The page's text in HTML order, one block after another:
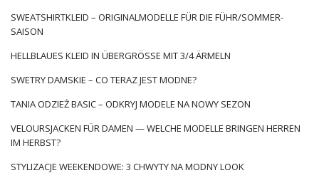
SWEATSHIRTKLEID – ORIGINALMODELLE FÜR DIE FÜHR/SOMMER-
SAISON
HELLBLAUES KLEID IN ÜBERGRÖSSE MIT 3/4 ÄRMELN
SWETRY DAMSKIE – CO TERAZ JEST MODNE?
TANIA ODZIEŻ BASIC – ODKRYJ MODELE NA NOWY SEZON
VELOURSJACKEN FÜR DAMEN — WELCHE MODELLE BRINGEN HERREN
IM HERBST?
STYLIZACJE WEEKENDOWE: 3 CHWYTY NA MODNY LOOK